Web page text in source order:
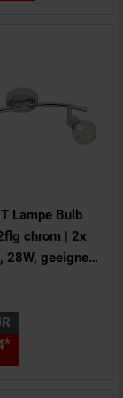
111,
Lampe Bulb
chrom | 2x
28W, geeignet
*